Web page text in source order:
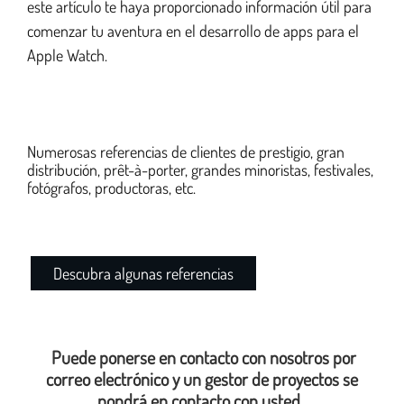
este artículo te haya proporcionado información útil para
comenzar tu aventura en el desarrollo de apps para el
Apple Watch.
Numerosas referencias de clientes de prestigio, gran
distribución, prêt-à-porter, grandes minoristas, festivales,
fotógrafos, productoras, etc.
Descubra algunas referencias
Puede ponerse en contacto con nosotros por
correo electrónico y un gestor de proyectos se